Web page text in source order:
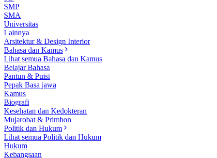
SMP
SMA
Universitas
Lainnya
Arsitektur & Design Interior
Bahasa dan Kamus
Lihat semua Bahasa dan Kamus
Belajar Bahasa
Pantun & Puisi
Pepak Basa jawa
Kamus
Biografi
Kesehatan dan Kedokteran
Mujarobat & Primbon
Politik dan Hukum
Lihat semua Politik dan Hukum
Hukum
Kebangsaan